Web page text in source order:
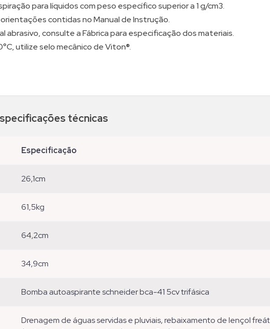
para líquidos com peso específico superior a 1 g/cm3.
contidas no Manual de Instrução.
abrasivo, consulte a Fábrica para especificação dos materiais.
utilize selo mecânico de Viton®.
técnicas
especificação
26,1cm
61,5kg
64,2cm
34,9cm
bomba autoaspirante schneider bca-41 5cv trifásica
drenagem de águas servidas e pluviais, rebaixamento de lençol freático, captação